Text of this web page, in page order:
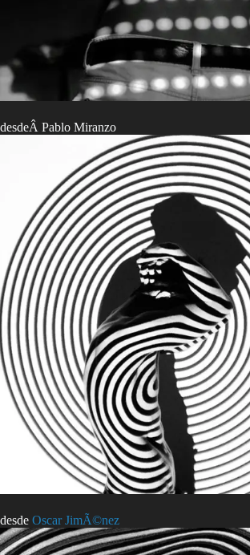
desdeÂ Pablo Miranzo
desde Oscar JimÃ©nez